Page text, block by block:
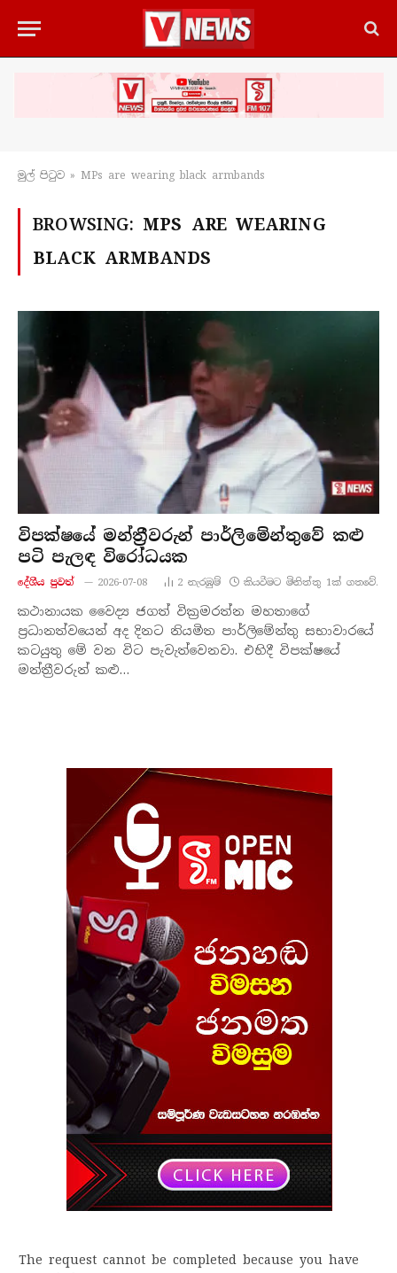
මුල් පිටු​ව » MPs are wearing black armbands
BROWSING: MPS ARE WEARING
BLACK ARMBANDS
විපක්ෂයේ මන්ත්‍රීවරුන් පාර්ලිමේන්තුවේ කළු
පටි පැලඳ විරෝධයක
දේශීය පුව​ත් 2026-07-08 2 නැරඹු​ම් කියවීමට මිනිත්තු 1ක් ගතවේ.
කථානායක වෛද්‍ය ජගත් වික්‍රමරත්න මහතාගේ
ප්‍රධානත්වයෙන් අද දිනට නියමිත පාර්ලිමේන්තු සභාවාරයේ
කටයුතු මේ වන විට පැවැත්වෙනවා. එහිදී විපක්ෂයේ
මන්ත්‍රීවරුන් කළු…
The request cannot be completed because you have